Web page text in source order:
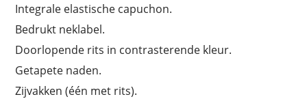
Integrale elastische capuchon.
Bedrukt neklabel.
Doorlopende rits in contrasterende kleur.
Getapete naden.
Zijvakken (één met rits).